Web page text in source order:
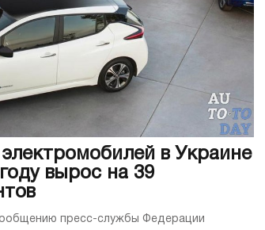
в Украине
вырос на 39
пресс-службы Федерации